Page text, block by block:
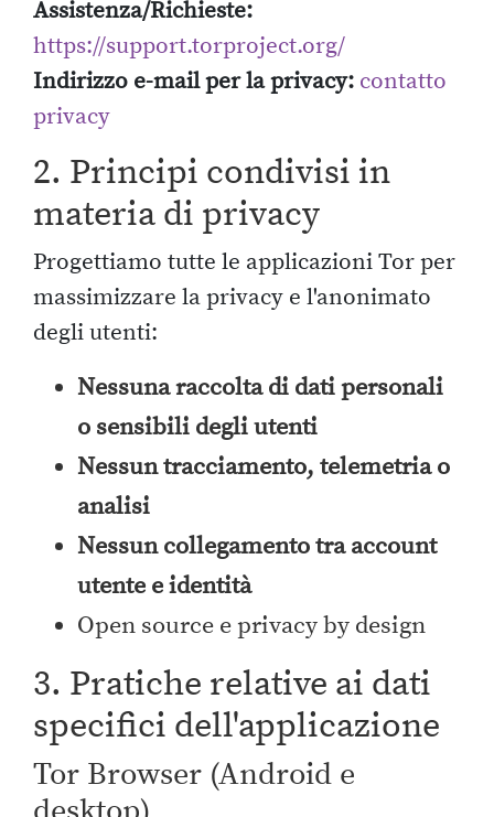
Assistenza/Richieste:
https://support.torproject.org/
Indirizzo e-mail per la privacy: contatto
privacy
2. Principi condivisi in
materia di privacy
Progettiamo tutte le applicazioni Tor per
massimizzare la privacy e l'anonimato
degli utenti:
Nessuna raccolta di dati personali
o sensibili degli utenti
Nessun tracciamento, telemetria o
analisi
Nessun collegamento tra account
utente e identità
Open source e privacy by design
3. Pratiche relative ai dati
specifici dell'applicazione
Tor Browser (Android e